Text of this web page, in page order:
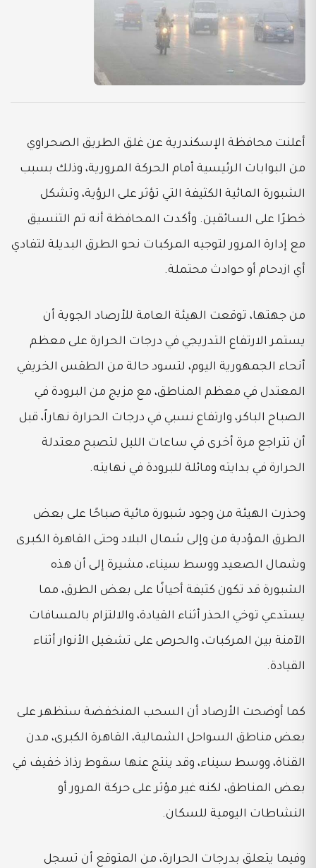
أعلنت محافظة الإسكندرية عن غلق الطريق الصحراوي
من البوابات الرئيسية أمام الحركة المرورية، وذلك بسبب
الشبورة المائية الكثيفة التي تؤثر على الرؤية، وتشكل
خطرًا على السائقين. وأكدت المحافظة أنه تم التنسيق
مع إدارة المرور لتوجيه المركبات نحو الطرق البديلة لتفادي
أي ازدحام أو حوادث محتملة.
من جهتها، توقعت الهيئة العامة للأرصاد الجوية أن
يستمر الارتفاع التدريجي في درجات الحرارة على معظم
أنحاء الجمهورية اليوم، لتسود حالة من الطقس الخريفي
المعتدل في معظم المناطق، مع مزيج من البرودة في
الصباح الباكر، وارتفاع نسبي في درجات الحرارة نهاراً، قبل
أن تتراجع مرة أخرى في ساعات الليل لتصبح معتدلة
الحرارة في بدايته ومائلة للبرودة في نهايته.
وحذرت الهيئة من وجود شبورة مائية صباحًا على بعض
الطرق المؤدية من وإلى شمال البلاد وحتى القاهرة الكبرى
وشمال الصعيد ووسط سيناء، مشيرة إلى أن هذه
الشبورة قد تكون كثيفة أحيانًا على بعض الطرق، مما
يستدعي توخي الحذر أثناء القيادة، والالتزام بالمسافات
الآمنة بين المركبات، والحرص على تشغيل الأنوار أثناء
القيادة.
كما أوضحت الأرصاد أن السحب المنخفضة ستظهر على
بعض مناطق السواحل الشمالية، القاهرة الكبرى، مدن
القناة، ووسط سيناء، وقد ينتج عنها سقوط رذاذ خفيف في
بعض المناطق، لكنه غير مؤثر على حركة المرور أو
النشاطات اليومية للسكان.
وفيما يتعلق بدرجات الحرارة، من المتوقع أن تسجل